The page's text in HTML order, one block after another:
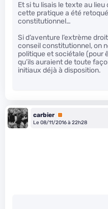
Et si tu lisais le texte au
cette pratique a été
constitutionnel…
Si d’aventure l’extrème
conseil constitutionnel, on
politique et sociétale (pour
qu’ils auraient de toute
initiaux déjà à disposition.
carbier Premium
Le 08/11/2016 à 22h28